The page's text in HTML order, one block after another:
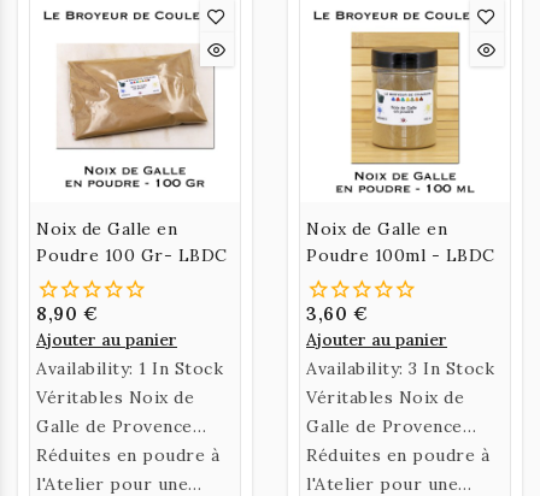
Noix de Galle en
Poudre 100 Gr- LBDC
8,90 €
Ajouter au panier
Availability: 1 In Stock
Véritables Noix de
Galle de Provence
récoltées sur des
Chênes Blanc du Var.
Réduites en poudre à
l'Atelier pour une
Noix de Galle en
Poudre 100ml - LBDC
3,60 €
Ajouter au panier
Availability: 3 In Stock
Véritables Noix de
Galle de Provence
récoltées sur des
Chênes Blanc du Var.
Réduites en poudre à
l'Atelier pour une